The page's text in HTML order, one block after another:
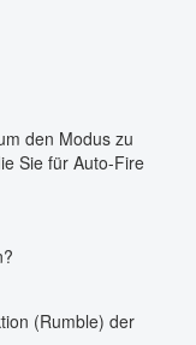
den Modus zu
Sie für Auto-Fire
(Rumble) der